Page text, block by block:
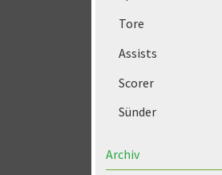
Tore
Assists
Scorer
Sünder
Archiv